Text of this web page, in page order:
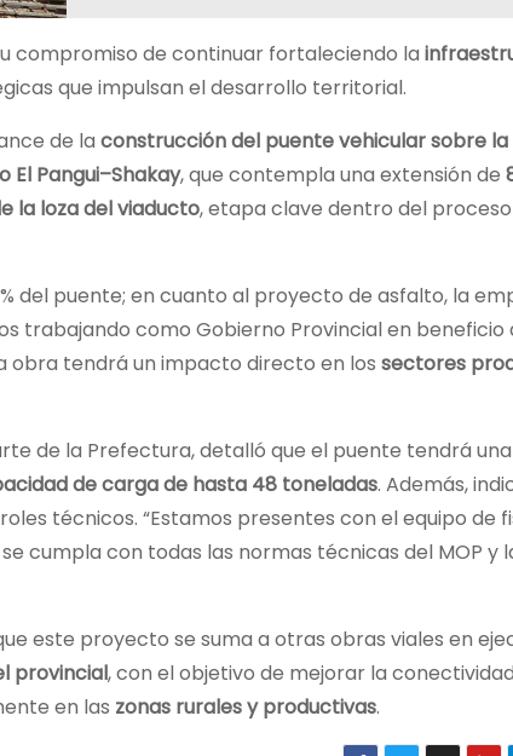
compromiso de continuar fortaleciendo la
que impulsan el desarrollo territorial.
de la construcción del puente vehicular sobre
Pangui–Shakay, que contempla una extensión de
la loza del viaducto, etapa clave dentro del proceso
del puente; en cuanto al proyecto de asfalto, la
trabajando como Gobierno Provincial en beneficio
obra tendrá un impacto directo en los sectores
de la Prefectura, detalló que el puente tendrá una
de carga de hasta 48 toneladas. Además,
técnicos. “Estamos presentes con el equipo de
cumpla con todas las normas técnicas del MOP y
este proyecto se suma a otras obras viales en
provincial, con el objetivo de mejorar la
en las zonas rurales y productivas.